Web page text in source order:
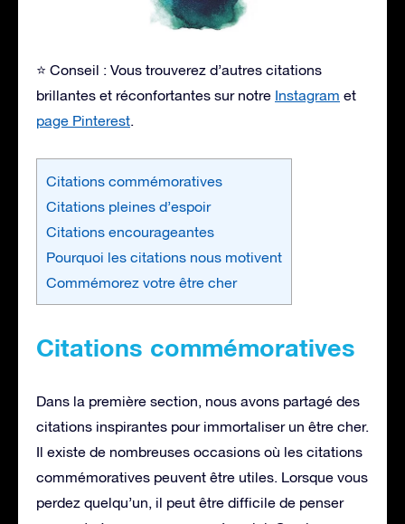
⭐ Conseil : Vous trouverez d’autres citations
brillantes et réconfortantes sur notre Instagram et
page Pinterest.
Citations commémoratives
Citations pleines d’espoir
Citations encourageantes
Pourquoi les citations nous motivent
Commémorez votre être cher
Citations commémoratives
Dans la première section, nous avons partagé des
citations inspirantes pour immortaliser un être cher.
Il existe de nombreuses occasions où les citations
commémoratives peuvent être utiles. Lorsque vous
perdez quelqu’un, il peut être difficile de penser